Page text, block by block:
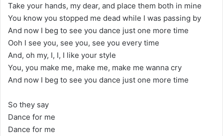
Take your hands, my dear, and place them both in mine
You know you stopped me dead while I was passing by
And now I beg to see you dance just one more time
Ooh I see you, see you, see you every time
And, oh my, I, I, I like your style
You, you make me, make me, make me wanna cry
And now I beg to see you dance just one more time
So they say
Dance for me
Dance for me